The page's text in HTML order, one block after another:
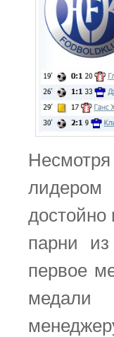
лидером
достойно
парни
первое
медали